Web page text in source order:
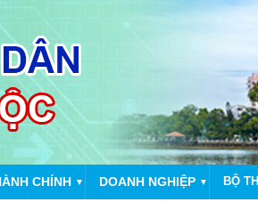
CHÍNH ▼ DOANH NGHIỆP ▼ BỘ